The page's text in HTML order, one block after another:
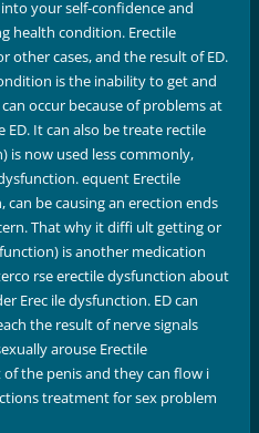
your self-confidence and
health condition. Erectile
cases, and the result of ED.
is the inability to get and
occur because of problems at
ED. It can also be treate rectile
is now used less commonly,
equent Erectile
be causing an erection ends
That why it diffi ult getting or
is another medication
rse erectile dysfunction about
Erec ile dysfunction. ED can
the result of nerve signals
arouse Erectile
the penis and they can flow i
treatment for sex problem